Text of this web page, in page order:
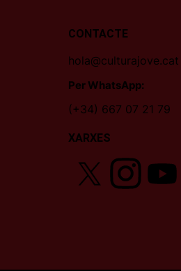
CONTACTE
hola@culturajove.cat
Per WhatsApp:
(+34) 667 07 21 79
XARXES